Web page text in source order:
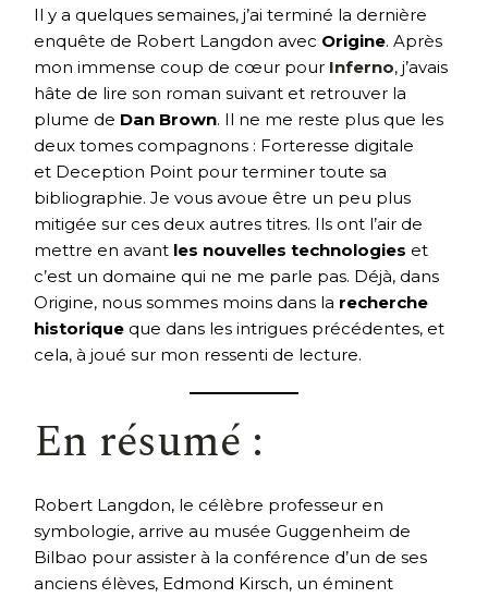
Il y a quelques semaines, j’ai terminé la dernière
enquête de Robert Langdon avec Origine. Après
mon immense coup de cœur pour Inferno, j’avais
hâte de lire son roman suivant et retrouver la
plume de Dan Brown. Il ne me reste plus que les
deux tomes compagnons : Forteresse digitale
et Deception Point pour terminer toute sa
bibliographie. Je vous avoue être un peu plus
mitigée sur ces deux autres titres. Ils ont l’air de
mettre en avant les nouvelles technologies et
c’est un domaine qui ne me parle pas. Déjà, dans
Origine, nous sommes moins dans la recherche
historique que dans les intrigues précédentes, et
cela, à joué sur mon ressenti de lecture.
En résumé :
Robert Langdon, le célèbre professeur en
symbologie, arrive au musée Guggenheim de
Bilbao pour assister à la conférence d’un de ses
anciens élèves, Edmond Kirsch, un éminent